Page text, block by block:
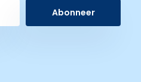
Abonneer